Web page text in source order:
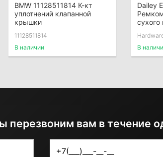
BMW 11128511814 К-кт
уплотнений клапанной
крышки
11128511814
В наличии
Dailey
сухого
В
перезвоним вам в течение